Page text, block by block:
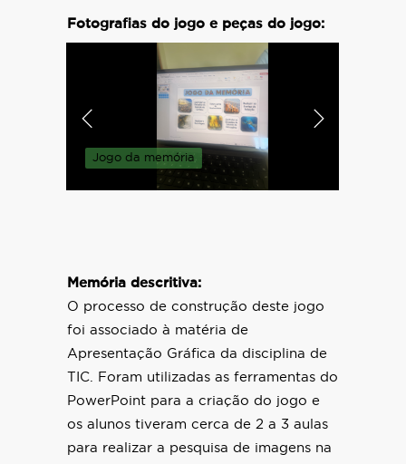
Fotografias do jogo e peças do jogo:
Jogo da memória
Memória descritiva:
O processo de construção deste jogo
foi associado à matéria de
Apresentação Gráfica da disciplina de
TIC. Foram utilizadas as ferramentas do
PowerPoint para a criação do jogo e
os alunos tiveram cerca de 2 a 3 aulas
para realizar a pesquisa de imagens na